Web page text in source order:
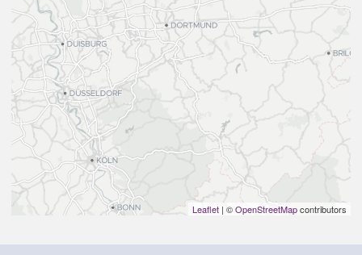
Leaflet | ©OpenStreetMapcontributors